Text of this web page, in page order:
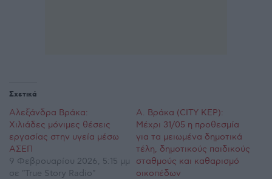
Σχετικά
Αλεξάνδρα Βράκα:
Χιλιάδες μόνιμες θέσεις
εργασίας στην υγεία μέσω
ΑΣΕΠ
9 Φεβρουαρίου 2026, 5:15 μμ
σε "True Story Radio"
Α. Βράκα (CITY KEP):
Μέχρι 31/05 η προθεσμία
για τα μειωμένα δημοτικά
τέλη, δημοτικούς παιδικούς
σταθμούς και καθαρισμό
οικοπέδων